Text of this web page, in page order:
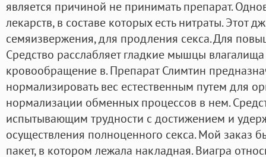
является причиной не принимать препарат.
лекарств, в составе которых есть нитраты. Этот
семяизвержения, для продления секса. Для
Средство расслабляет гладкие мышцы влагалища
кровообращение в. Препарат Слимтин
нормализировать вес естественным путем для
нормализации обменных процессов в нем.
испытывающим трудности с достижением и
осуществления полноценного секса. Мой заказ
пакет, в котором лежала накладная. Виагра